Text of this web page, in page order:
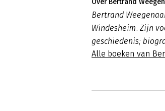
Over Bertrand
Bertrand
Windesheim. Zijn
geschiedenis;
Alle boeken van